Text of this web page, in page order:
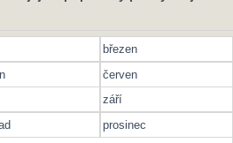
březen
červen
září
prosinec